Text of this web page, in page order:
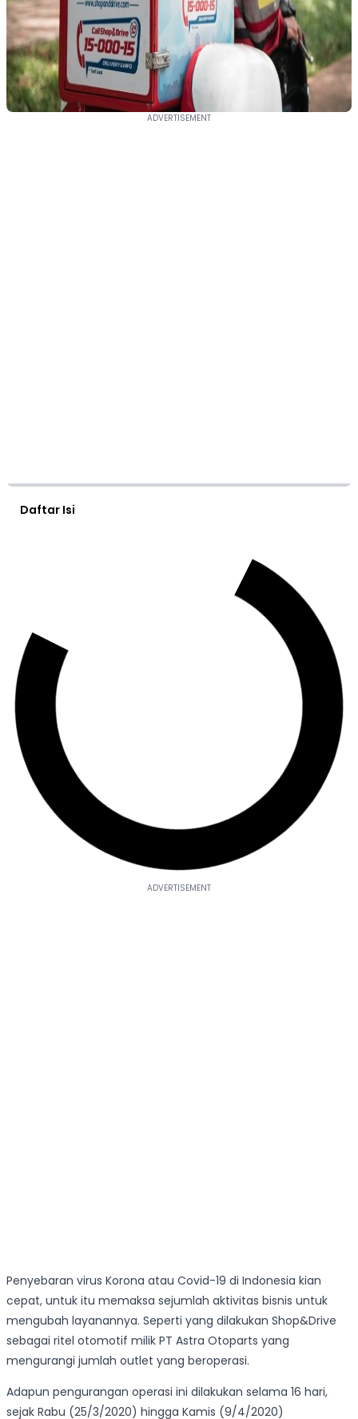
Daftar Isi
Penyebaran virus Korona atau Covid-19 di Indonesia kian
cepat, untuk itu memaksa sejumlah aktivitas bisnis untuk
mengubah layanannya. Seperti yang dilakukan Shop&Drive
sebagai ritel otomotif milik PT Astra Otoparts yang
mengurangi jumlah outlet yang beroperasi.
Adapun pengurangan operasi ini dilakukan selama 16 hari,
sejak Rabu (25/3/2020) hingga Kamis (9/4/2020)